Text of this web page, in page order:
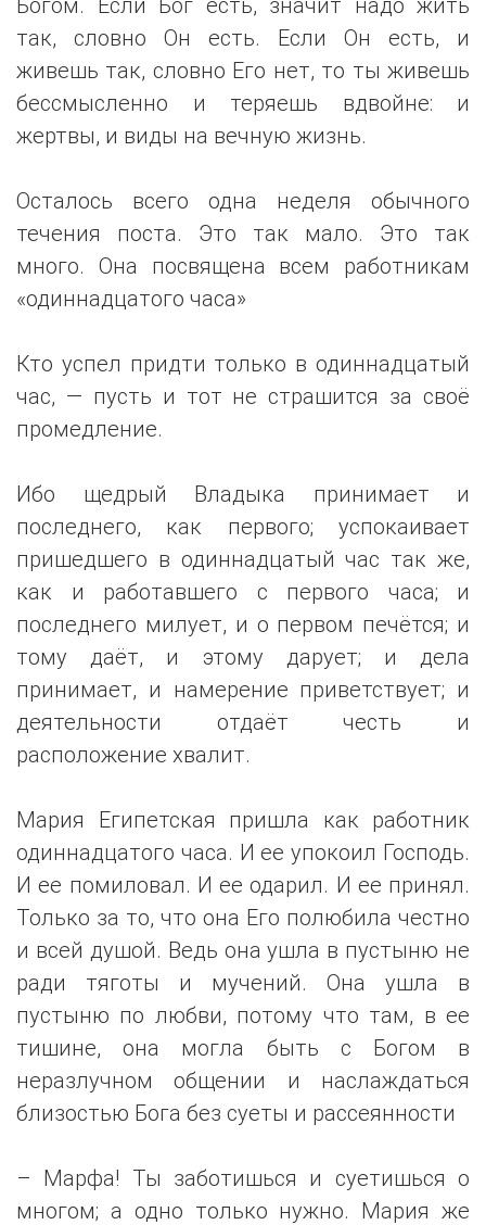
так, словно Он есть. Если Он есть, и
живешь так, словно Его нет, то ты живешь
бессмысленно и теряешь вдвойне: и
жертвы, и виды на вечную жизнь.
Осталось всего одна неделя обычного
течения поста. Это так мало. Это так
много. Она посвящена всем работникам
«одиннадцатого часа»
Кто успел придти только в одиннадцатый
час, — пусть и тот не страшится за своё
промедление.
Ибо щедрый Владыка принимает и
последнего, как первого; успокаивает
пришедшего в одиннадцатый час так же,
как и работавшего с первого часа; и
последнего милует, и о первом печётся; и
тому даёт, и этому дарует; и дела
принимает, и намерение приветствует; и
деятельности отдаёт честь и
расположение хвалит.
Мария Египетская пришла как работник
одиннадцатого часа. И ее упокоил Господь.
И ее помиловал. И ее одарил. И ее принял.
Только за то, что она Его полюбила честно
и всей душой. Ведь она ушла в пустыню не
ради тяготы и мучений. Она ушла в
пустыню по любви, потому что там, в ее
тишине, она могла быть с Богом в
неразлучном общении и наслаждаться
близостью Бога без суеты и рассеянности
– Марфа! Ты заботишься и суетишься о
многом; а одно только нужно. Мария же